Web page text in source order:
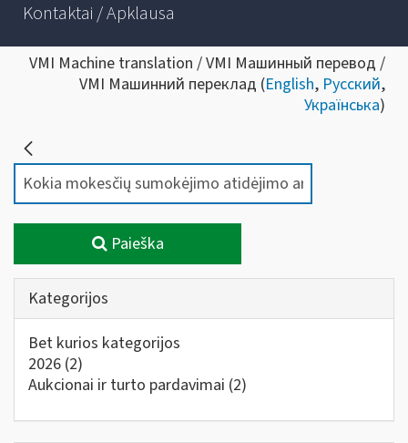
Kontaktai / Apklausa
VMI Machine translation / VMI Машинный перевод /
VMI Машинний переклад (English, Русский,
Українська)
Paieška
Kategorijos
Bet kurios kategorijos
2026 (2)
Aukcionai ir turto pardavimai (2)